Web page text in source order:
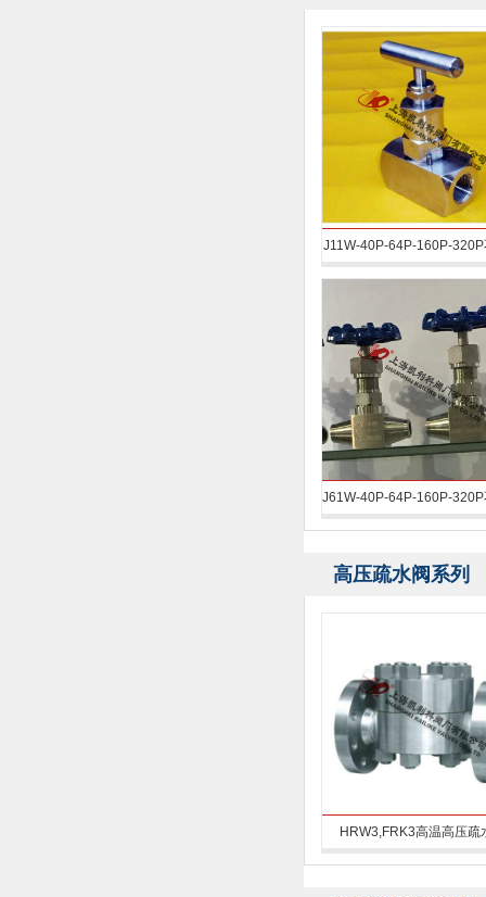
J11W-40P-64P-160P-320P
高压内螺纹针型阀
J61W-40P-64P-160P-
高压焊接针型阀
高压疏水阀系列
HRW3,FRK3高温高压疏